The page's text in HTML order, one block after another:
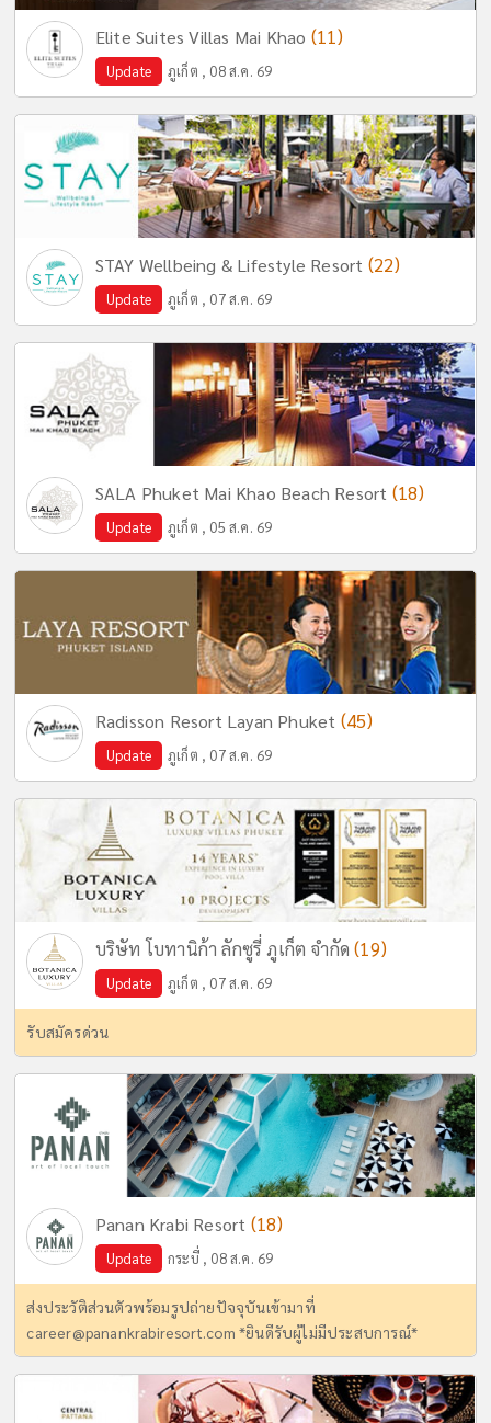
Elite Suites Villas Mai Khao (11)
Update ภูเก็ต , 08 ส.ค. 69
STAY Wellbeing & Lifestyle Resort (22)
Update ภูเก็ต , 07 ส.ค. 69
SALA Phuket Mai Khao Beach Resort (18)
Update ภูเก็ต , 05 ส.ค. 69
Radisson Resort Layan Phuket (45)
Update ภูเก็ต , 07 ส.ค. 69
บริษัท โบทานิก้า ลักซูรี่ ภูเก็ต จำกัด(19)
Update ภูเก็ต , 07 ส.ค. 69
รับสมัครด่วน
Panan Krabi Resort (18)
Update กระบี่ , 08 ส.ค. 69
ส่งประวัติส่วนตัวพร้อมรูปถ่ายปัจจุบันเข้ามาที่
career@panankrabiresort.com *ยินดีรับผู้ไม่มีประสบการณ์*